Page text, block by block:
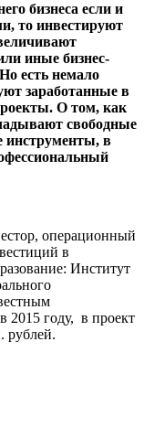
бизнеса если и
то инвестируют
иные бизнес-
есть немало
заработанные в
О том, как
свободные
инструменты, в
операционный
в
Институт
2015 году, в проект
рублей.